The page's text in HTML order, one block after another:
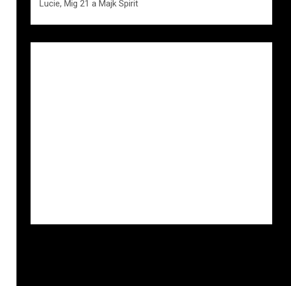
Lucie, Mig 21 a Majk Spirit